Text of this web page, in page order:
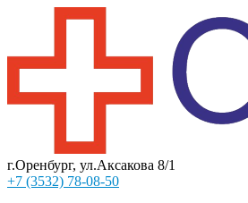
г.Оренбург, ул.Аксакова 8/1
+7 (3532) 78-08-50